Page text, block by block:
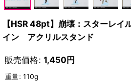
【HSR 48pt】崩壊：スターレ
イン アクリルスタンド
販売価格: 1,450円
重量: 110g